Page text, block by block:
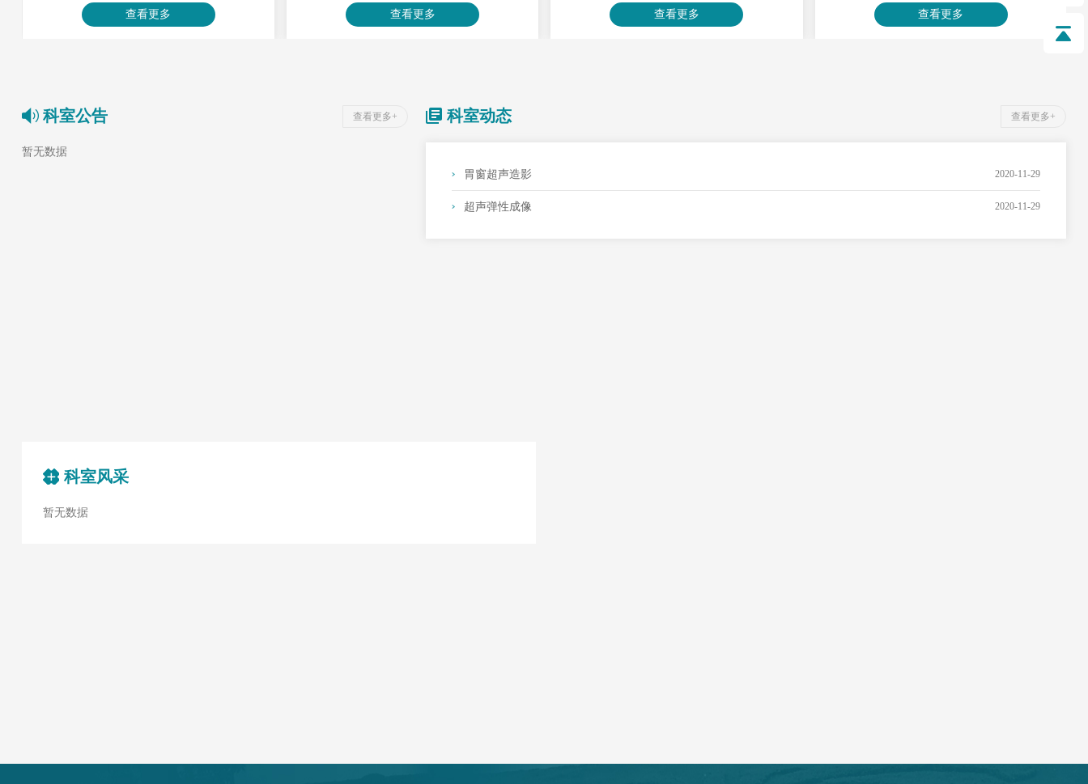
变、胃十二指肠疾病、肝脏硬度评估等超声诊
断上积累了丰富的临床经验。
查看更多 查看更多
病围手术期的临床超声评估具有丰富实践经
验。指导复杂性心脏病的超声诊断。
查看更多 查看更多
查看更多+
科室公告
暂无数据
查看更多+
科室动态
2020-11-29
胃窗超声造影
2020-11-29
超声弹性成像
科室风采
暂无数据